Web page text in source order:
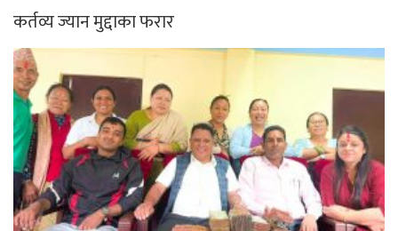
कर्तव्य ज्यान मुद्दाका फरार